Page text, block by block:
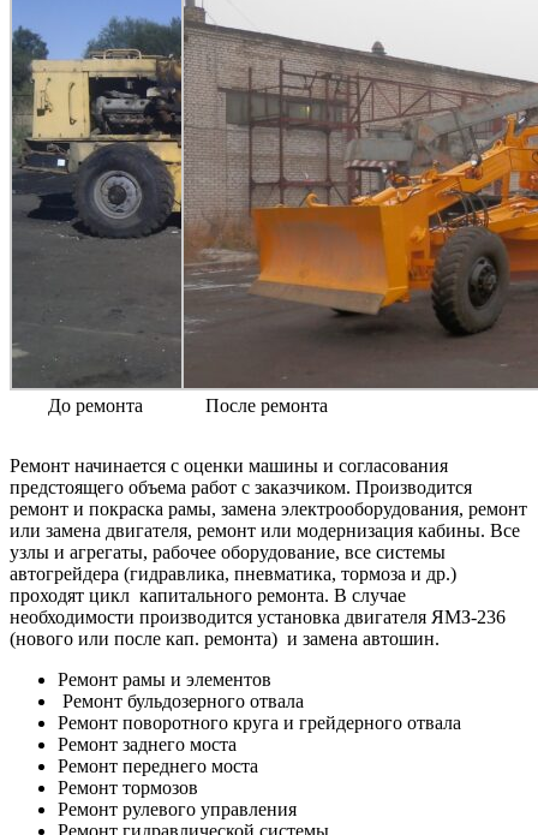
До ремонта После ремонта
Ремонт начинается с оценки машины и согласования
предстоящего объема работ с заказчиком. Производится
ремонт и покраска рамы, замена электрооборудования, ремонт
или замена двигателя, ремонт или модернизация кабины. Все
узлы и агрегаты, рабочее оборудование, все системы
автогрейдера (гидравлика, пневматика, тормоза и др.)
проходят цикл капитального ремонта. В случае
необходимости производится установка двигателя ЯМЗ-236
(нового или после кап. ремонта) и замена автошин.
Ремонт рамы и элементов
Ремонт бульдозерного отвала
Ремонт поворотного круга и грейдерного отвала
Ремонт заднего моста
Ремонт переднего моста
Ремонт тормозов
Ремонт рулевого управления
Ремонт гидравлической системы